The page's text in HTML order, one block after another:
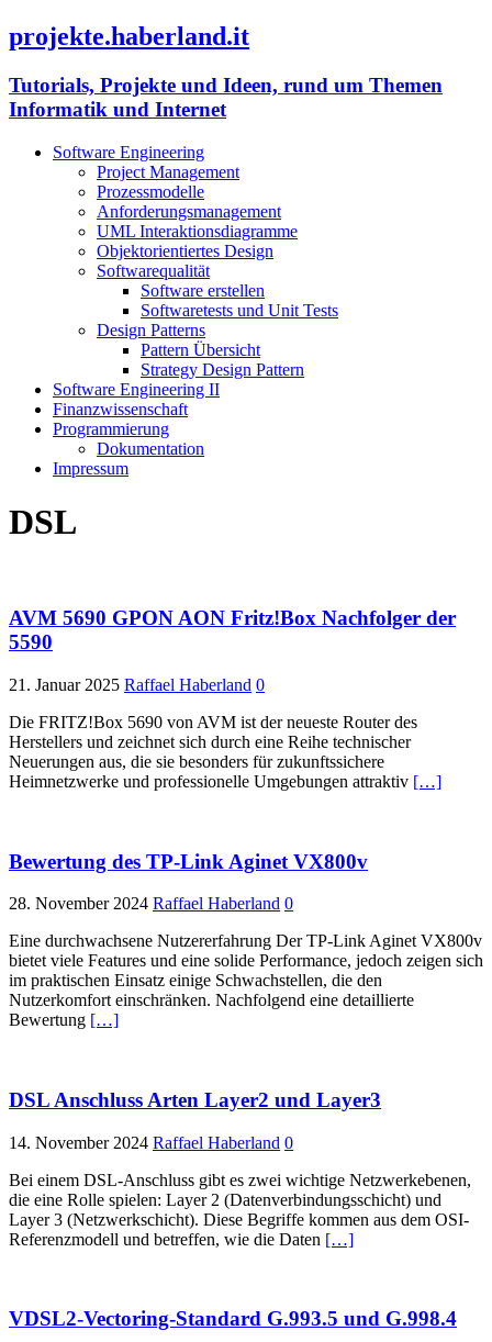
projekte.haberland.it
Tutorials, Projekte und Ideen, rund um Themen
Informatik und Internet
Software Engineering
Project Management
Prozessmodelle
Anforderungsmanagement
UML Interaktionsdiagramme
Objektorientiertes Design
Softwarequalität
Software erstellen
Softwaretests und Unit Tests
Design Patterns
Pattern Übersicht
Strategy Design Pattern
Software Engineering II
Finanzwissenschaft
Programmierung
Dokumentation
Impressum
DSL
AVM 5690 GPON AON Fritz!Box Nachfolger der
5590
21. Januar 2025 Raffael Haberland 0
Die FRITZ!Box 5690 von AVM ist der neueste Router des
Herstellers und zeichnet sich durch eine Reihe technischer
Neuerungen aus, die sie besonders für zukunftssichere
Heimnetzwerke und professionelle Umgebungen attraktiv […]
Bewertung des TP-Link Aginet VX800v
28. November 2024 Raffael Haberland 0
Eine durchwachsene Nutzererfahrung Der TP-Link Aginet VX800v
bietet viele Features und eine solide Performance, jedoch zeigen sich
im praktischen Einsatz einige Schwachstellen, die den
Nutzerkomfort einschränken. Nachfolgend eine detaillierte
Bewertung […]
DSL Anschluss Arten Layer2 und Layer3
14. November 2024 Raffael Haberland 0
Bei einem DSL-Anschluss gibt es zwei wichtige Netzwerkebenen,
die eine Rolle spielen: Layer 2 (Datenverbindungsschicht) und
Layer 3 (Netzwerkschicht). Diese Begriffe kommen aus dem OSI-
Referenzmodell und betreffen, wie die Daten […]
VDSL2-Vectoring-Standard G.993.5 und G.998.4